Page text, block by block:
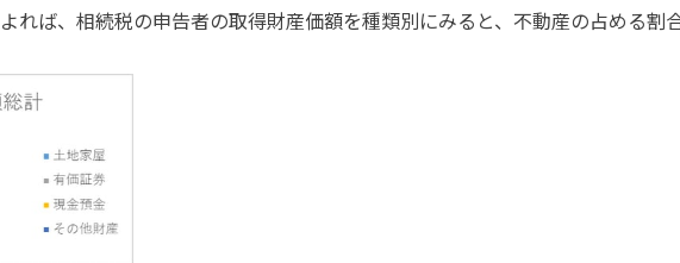
ば、相続税の申告者の取得財産価額を種類別にみると、不動産の占める割合